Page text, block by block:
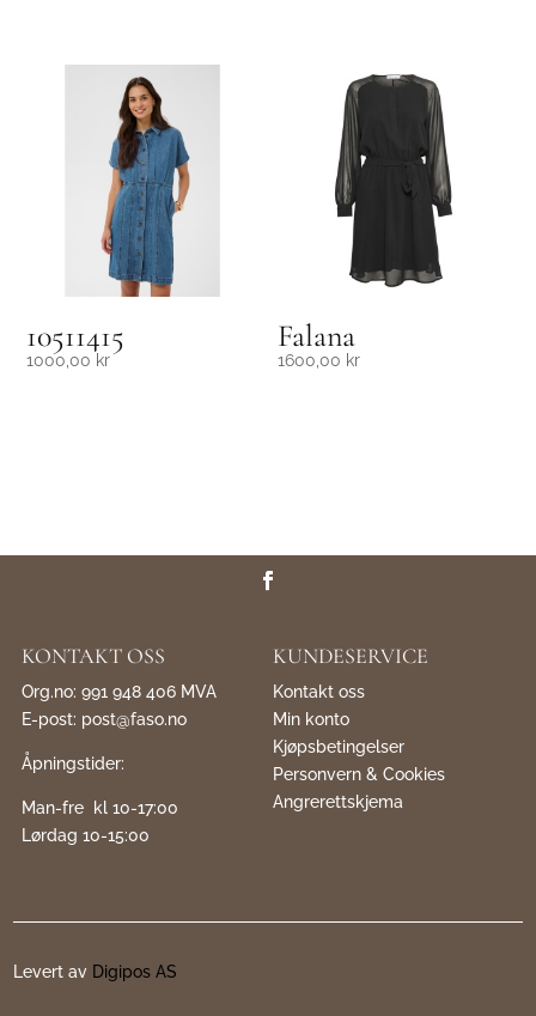
10511415
1000,00 kr
Falana
1600,00 kr
KONTAKT OSS
Org.no: 991 948 406 MVA
E-post: post@faso.no
Åpningstider:
Man-fre kl 10-17:00
Lørdag 10-15:00
KUNDESERVICE
Kontakt oss
Min konto
Kjøpsbetingelser
Personvern & Cookies
Angrerettskjema
Levert av Digipos AS